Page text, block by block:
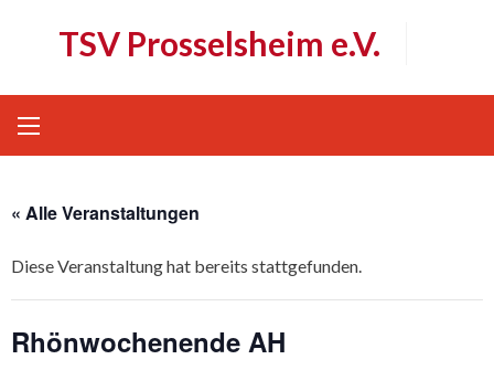
TSV Prosselsheim e.V.
« Alle Veranstaltungen
Diese Veranstaltung hat bereits stattgefunden.
Rhönwochenende AH